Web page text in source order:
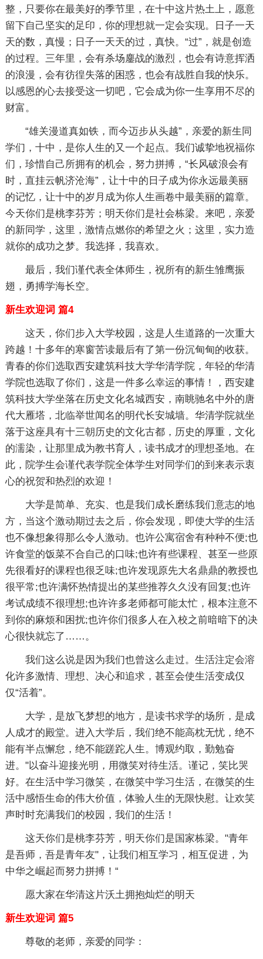
整，只要你在最美好的季节里，在十中这片热土上，愿意
留下自己坚实的足印，你的理想就一定会实现。日子一天
天的数，真慢；日子一天天的过，真快。“过”，就是创造
的过程。三年里，会有杀场鏖战的激烈，也会有诗意挥洒
的浪漫，会有彷徨失落的困惑，也会有战胜自我的快乐。
以感恩的心去接受这一切吧，它会成为你一生享用不尽的
财富。
“雄关漫道真如铁，而今迈步从头越”，亲爱的新生同
学们，十中，是你人生的又一个起点。我们诚挚地祝福你
们，珍惜自己所拥有的机会，努力拼搏，“长风破浪会有
时，直挂云帆济沧海”，让十中的日子成为你永远最美丽
的记忆，让十中的岁月成为你人生画卷中最美丽的篇章。
今天你们是桃李芬芳；明天你们是社会栋梁。来吧，亲爱
的新同学，这里，激情点燃你的希望之火；这里，实力造
就你的成功之梦。我选择，我喜欢。
最后，我们谨代表全体师生，祝所有的新生雏鹰振
翅，勇搏学海长空。
新生欢迎词 篇4
这天，你们步入大学校园，这是人生道路的一次重大
跨越！十多年的寒窗苦读最后有了第一份沉甸甸的收获。
青春的你们选取西安建筑科技大学华清学院，年轻的华清
学院也选取了你们，这是一件多么幸运的事情！，西安建
筑科技大学坐落在历史文化名城西安，南眺驰名中外的唐
代大雁塔，北临举世闻名的明代长安城墙。华清学院就坐
落于这座具有十三朝历史的文化古都，历史的厚重，文化
的濡染，让那里成为教书育人，读书成才的理想圣地。在
此，院学生会谨代表学院全体学生对同学们的到来表示衷
心的祝贺和热烈的欢迎！
大学是简单、充实、也是我们成长磨练我们意志的地
方，当这个激动期过去之后，你会发现，即使大学的生活
也不像想象得那么令人激动。也许公寓宿舍有种种不便;也
许食堂的饭菜不合自己的口味;也许有些课程、甚至一些原
先很看好的课程也很乏味;也许发现原先大名鼎鼎的教授也
很平常;也许满怀热情提出的某些推荐久久没有回复;也许
考试成绩不很理想;也许许多老师都可能太忙，根本注意不
到你的麻烦和困扰;也许你们很多人在入校之前暗暗下的决
心很快就忘了……。
我们这么说是因为我们也曾这么走过。生活注定会溶
化许多激情、理想、决心和追求，甚至会使生活变成仅
仅“活着”。
大学，是放飞梦想的地方，是读书求学的场所，是成
人成才的殿堂。进入大学后，我们绝不能高枕无忧，绝不
能有半点懈怠，绝不能蹉跎人生。博观约取，勤勉奋
进。"以奋斗迎接光明，用微笑对待生活。谨记，笑比哭
好。在生活中学习微笑，在微笑中学习生活，在微笑的生
活中感悟生命的伟大价值，体验人生的无限快慰。让欢笑
声时时充满我们的校园，我们的生活！
这天你们是桃李芬芳，明天你们是国家栋梁。"青年
是吾师，吾是青年友"，让我们相互学习，相互促进，为
中华之崛起而努力拼搏！“
愿大家在华清这片沃土拥抱灿烂的明天
新生欢迎词 篇5
尊敬的老师，亲爱的同学：